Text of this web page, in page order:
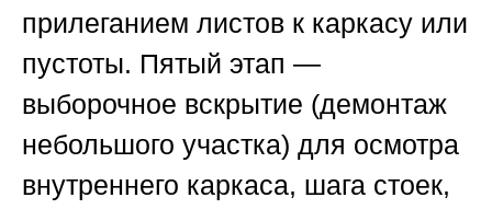
прилеганием листов к каркасу или
пустоты. Пятый этап —
выборочное вскрытие (демонтаж
небольшого участка) для осмотра
внутреннего каркаса, шага стоек,